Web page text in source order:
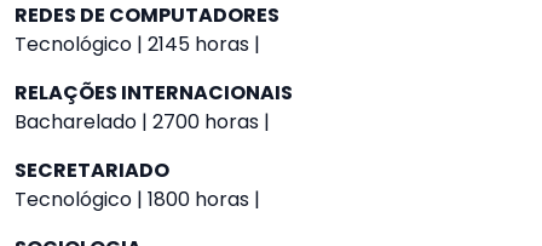
REDES DE COMPUTADORES
Tecnológico | 2145 horas |
RELAÇÕES INTERNACIONAIS
Bacharelado | 2700 horas |
SECRETARIADO
Tecnológico | 1800 horas |